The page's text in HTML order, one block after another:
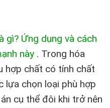
gì? Ứng dụng và cách
này . Trong hóa
hợp chất có tính chất
lựa chọn loại phù hợp
cụ thể đôi khi trở nên